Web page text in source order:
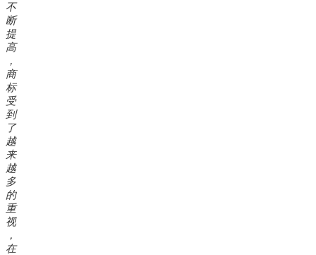
不
断
提
高
，
商
标
受
到
了
越
来
越
多
的
重
视
，
在